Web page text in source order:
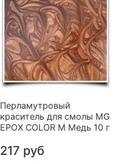
Перламутровый
краситель для смолы MG
EPOX COLOR M Медь 10 г
217 руб